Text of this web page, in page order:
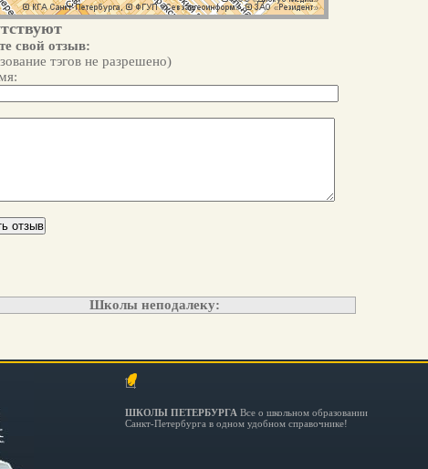
свой отзыв:
тэгов не разрешено)
Школы неподалеку:
ШКОЛЫ ПЕТЕРБУРГА Все о школьном образовании
Санкт-Петербурга в одном удобном справочнике!